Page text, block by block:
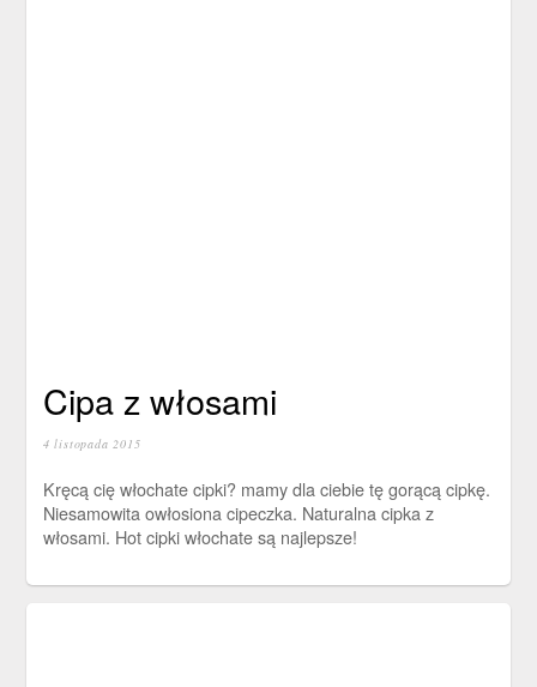
Cipa z włosami
4 listopada 2015
Kręcą cię włochate cipki? mamy dla ciebie tę gorącą cipkę.
Niesamowita owłosiona cipeczka. Naturalna cipka z
włosami. Hot cipki włochate są najlepsze!